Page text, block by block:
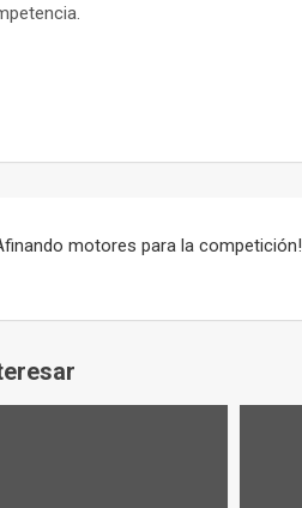
motores para la competición!